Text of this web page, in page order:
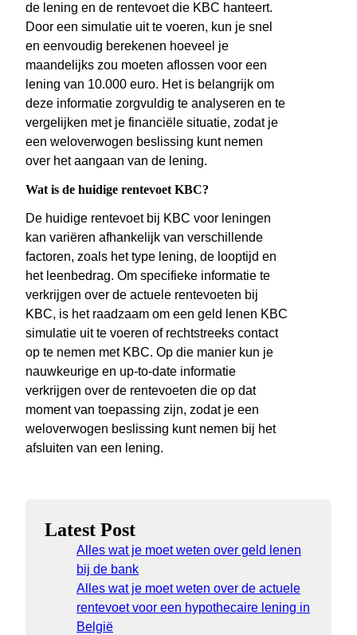
de lening en de rentevoet die KBC hanteert.
Door een simulatie uit te voeren, kun je snel
en eenvoudig berekenen hoeveel je
maandelijks zou moeten aflossen voor een
lening van 10.000 euro. Het is belangrijk om
deze informatie zorgvuldig te analyseren en te
vergelijken met je financiële situatie, zodat je
een weloverwogen beslissing kunt nemen
over het aangaan van de lening.
Wat is de huidige rentevoet KBC?
De huidige rentevoet bij KBC voor leningen
kan variëren afhankelijk van verschillende
factoren, zoals het type lening, de looptijd en
het leenbedrag. Om specifieke informatie te
verkrijgen over de actuele rentevoeten bij
KBC, is het raadzaam om een geld lenen KBC
simulatie uit te voeren of rechtstreeks contact
op te nemen met KBC. Op die manier kun je
nauwkeurige en up-to-date informatie
verkrijgen over de rentevoeten die op dat
moment van toepassing zijn, zodat je een
weloverwogen beslissing kunt nemen bij het
afsluiten van een lening.
Latest Post
Alles wat je moet weten over geld lenen
bij de bank
Alles wat je moet weten over de actuele
rentevoet voor een hypothecaire lening in
België